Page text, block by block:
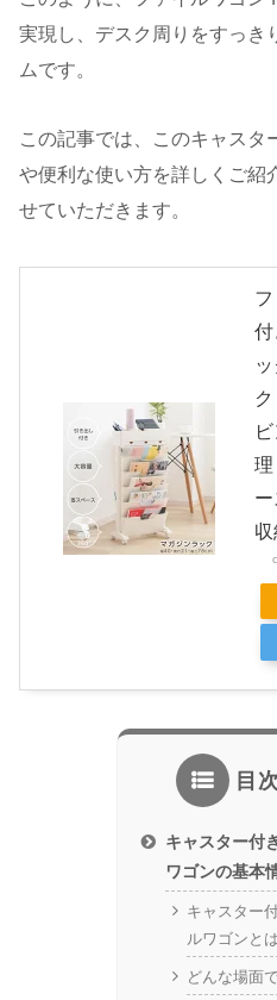
実現し、デスク周りをすっき
ムです。
この記事では、このキャスタ
や便利な使い方を詳しくご紹
せていただきます。
付
理
目次
キャスター付
ワゴンの基本
キャスター
ルワゴンとは
どんな場面